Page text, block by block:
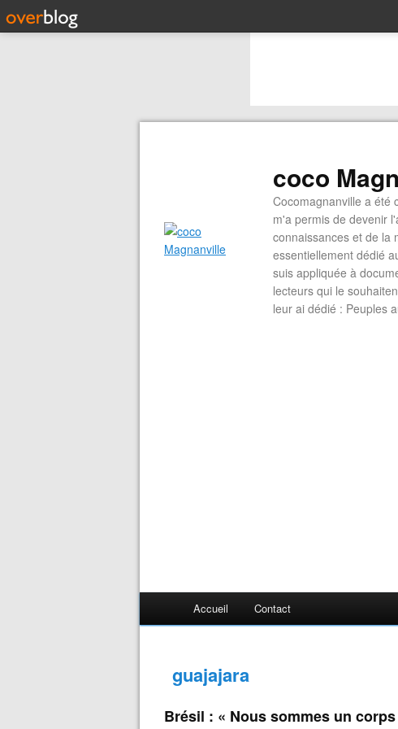
coco
Cocomagnanville a été
m'a permis de devenir
connaissances et de la
essentiellement dédié
suis appliquée à
lecteurs qui le
leur ai dédié : Peuples
Accueil Contact
guajajara
Brésil : « Nous sommes un